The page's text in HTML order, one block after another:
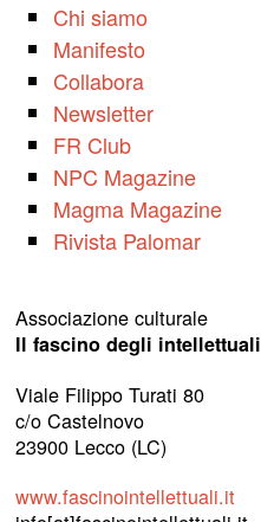
Chi siamo
Manifesto
Collabora
Newsletter
FR Club
NPC Magazine
Magma Magazine
Rivista Palomar
Associazione culturale
Il fascino degli intellettuali
Viale Filippo Turati 80
c/o Castelnovo
23900 Lecco (LC)
www.fascinointellettuali.it